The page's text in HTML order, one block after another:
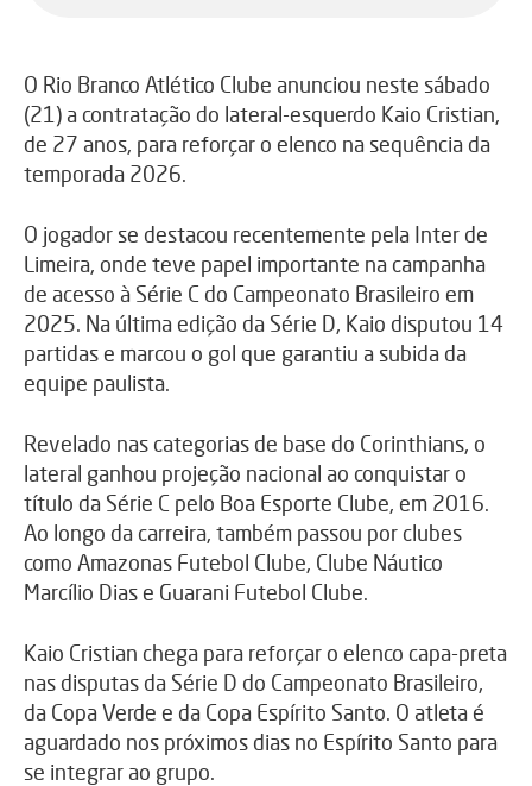
O Rio Branco Atlético Clube anunciou neste sábado
(21) a contratação do lateral-esquerdo Kaio Cristian,
de 27 anos, para reforçar o elenco na sequência da
temporada 2026.
O jogador se destacou recentemente pela Inter de
Limeira, onde teve papel importante na campanha
de acesso à Série C do Campeonato Brasileiro em
2025. Na última edição da Série D, Kaio disputou 14
partidas e marcou o gol que garantiu a subida da
equipe paulista.
Revelado nas categorias de base do Corinthians, o
lateral ganhou projeção nacional ao conquistar o
título da Série C pelo Boa Esporte Clube, em 2016.
Ao longo da carreira, também passou por clubes
como Amazonas Futebol Clube, Clube Náutico
Marcílio Dias e Guarani Futebol Clube.
Kaio Cristian chega para reforçar o elenco capa-preta
nas disputas da Série D do Campeonato Brasileiro,
da Copa Verde e da Copa Espírito Santo. O atleta é
aguardado nos próximos dias no Espírito Santo para
se integrar ao grupo.